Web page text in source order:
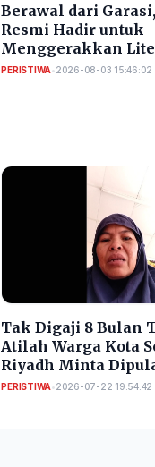
Berawal dari
Resmi Hadir untuk
Menggerakkan
PERISTIWA•2026-08-03 15:46:02
​Tak Digaji 8 Bulan
Atilah Warga Kota
Riyadh Minta
PERISTIWA•2026-07-22 19:54:42